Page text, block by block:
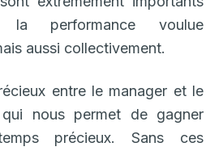
la performance voulue
aussi collectivement.
entre le manager et le
nous permet de gagner
précieux. Sans ces